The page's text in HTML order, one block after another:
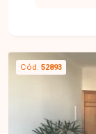
sendo 01
banheiro
despensa,
04 vagas
um
Cód. 52893